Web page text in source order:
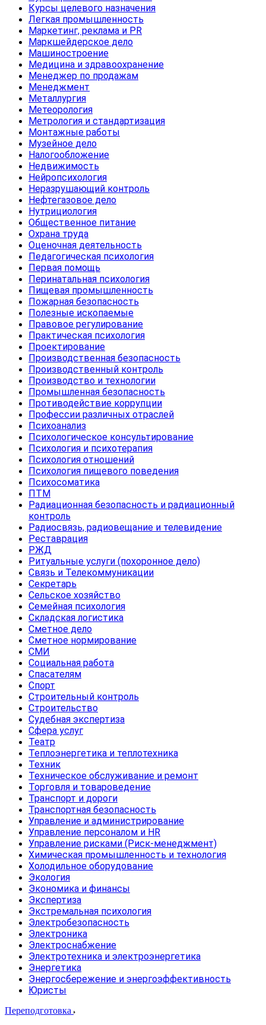
Курсы целевого назначения
Легкая промышленность
Маркетинг, реклама и PR
Маркшейдерское дело
Машиностроение
Медицина и здравоохранение
Менеджер по продажам
Менеджмент
Металлургия
Метеорология
Метрология и стандартизация
Монтажные работы
Музейное дело
Налогообложение
Недвижимость
Нейропсихология
Неразрушающий контроль
Нефтегазовое дело
Нутрициология
Общественное питание
Охрана труда
Оценочная деятельность
Педагогическая психология
Первая помощь
Перинатальная психология
Пищевая промышленность
Пожарная безопасность
Полезные ископаемые
Правовое регулирование
Практическая психология
Проектирование
Производственная безопасность
Производственный контроль
Производство и технологии
Промышленная безопасность
Противодействие коррупции
Профессии различных отраслей
Психоанализ
Психологическое консультирование
Психология и психотерапия
Психология отношений
Психология пищевого поведения
Психосоматика
ПТМ
Радиационная безопасность и радиационный
контроль
Радиосвязь, радиовещание и телевидение
Реставрация
РЖД
Ритуальные услуги (похоронное дело)
Связь и Телекоммуникации
Секретарь
Сельское хозяйство
Семейная психология
Складская логистика
Сметное дело
Сметное нормирование
СМИ
Социальная работа
Спасателям
Спорт
Строительный контроль
Строительство
Судебная экспертиза
Сфера услуг
Театр
Теплоэнергетика и теплотехника
Техник
Техническое обслуживание и ремонт
Торговля и товароведение
Транспорт и дороги
Транспортная безопасность
Управление и администрирование
Управление персоналом и HR
Управление рисками (Риск-менеджмент)
Химическая промышленность и технология
Холодильное оборудование
Экология
Экономика и финансы
Экспертиза
Экстремальная психология
Электробезопасность
Электроника
Электроснабжение
Электротехника и электроэнергетика
Энергетика
Энергосбережение и энергоэффективность
Юристы
Переподготовка